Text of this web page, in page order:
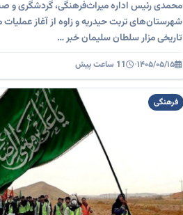
محمدی رئیس اداره میراث‌فرهنگی، گردشگری و
شهرستان‌های تربت حیدریه و زاوه از آغاز عملیات
تاریخی مزار سلطان سلیمان خبر …
۱۴۰۵/۰۵/۱۵· 11 ساعت پیش
فرهنگی